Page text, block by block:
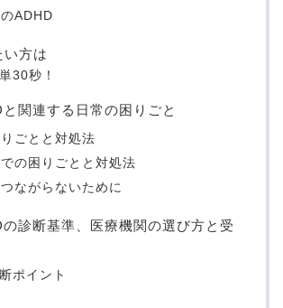
ADHD
い方は
30秒！
関連する日常の困りごと
ごとと対処法
の困りごとと対処法
ながらないために
診断基準、医療機関の選び方と受
ポイント